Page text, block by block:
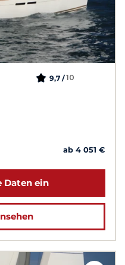
9,7 /10
ab 4 051 €
Daten ein